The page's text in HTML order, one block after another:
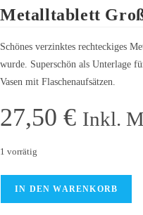
Metalltablett
Schönes verzinktes rechteckiges
wurde. Superschön als Unterlage
Vasen mit Flaschenaufsätzen.
27,50 € Inkl.
1 vorrätig
IN DEN WARENKORB